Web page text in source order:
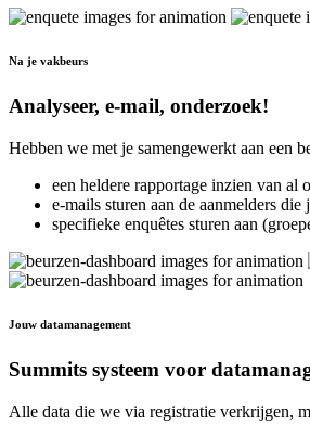
Na je vakbeurs
Analyseer, e-mail, onderzoek!
Hebben we met je samengewerkt aan een
een heldere rapportage inzien van al
e-mails sturen aan de aanmelders
specifieke enquêtes sturen aan
Jouw datamanagement
Summits systeem voor
Alle data die we via registratie verkrijgen,